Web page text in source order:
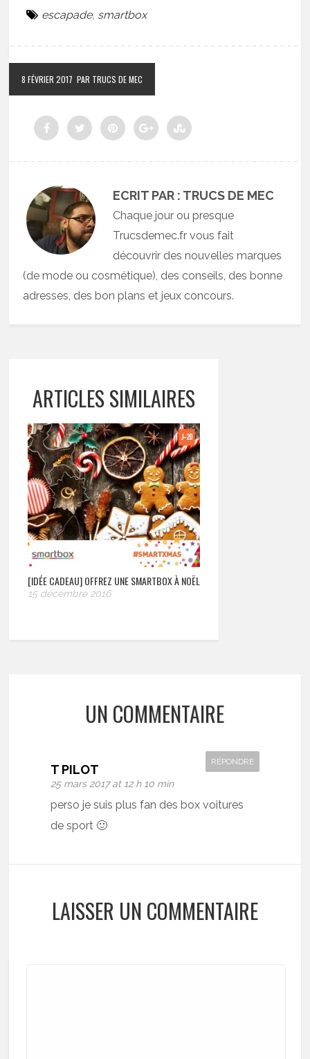
escapade, smartbox
8 FÉVRIER 2017 PAR TRUCS DE MEC
ECRIT PAR : TRUCS DE MEC
Chaque jour ou presque
Trucsdemec.fr vous fait
découvrir des nouvelles marques
(de mode ou cosmétique), des conseils, des bonne
adresses, des bon plans et jeux concours.
ARTICLES SIMILAIRES
[IDÉE CADEAU] OFFREZ UNE SMARTBOX À NOËL
15 décembre 2016
UN COMMENTAIRE
T PILOT
25 mars 2017 at 12 h 10 min
RÉPONDRE
perso je suis plus fan des box voitures
de sport 🙂
LAISSER UN COMMENTAIRE